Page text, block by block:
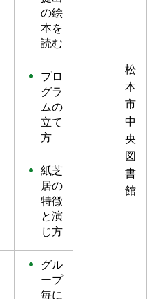
の絵
本を
読む
松
本
市
中
央
図
書
館
プロ
グラ
ムの
立て
方
紙芝
居の
特徴
と演
じ方
グル
ープ
毎に